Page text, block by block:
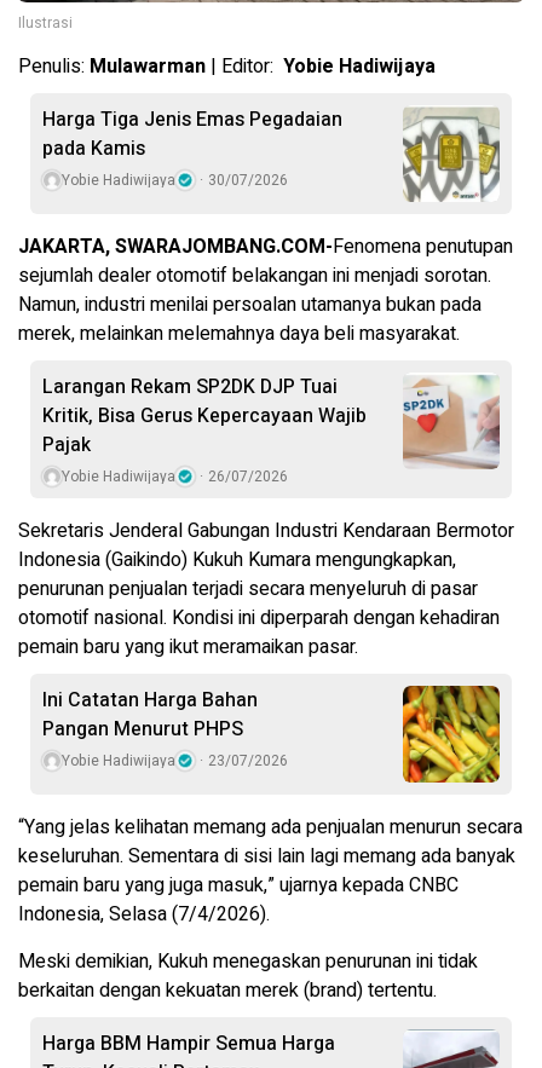
Ilustrasi
Penulis: Mulawarman | Editor: Yobie Hadiwijaya
Harga Tiga Jenis Emas Pegadaian
pada Kamis
Yobie Hadiwijaya 30/07/2026
JAKARTA, SWARAJOMBANG.COM-Fenomena penutupan
sejumlah dealer otomotif belakangan ini menjadi sorotan.
Namun, industri menilai persoalan utamanya bukan pada
merek, melainkan melemahnya daya beli masyarakat.
Larangan Rekam SP2DK DJP Tuai
Kritik, Bisa Gerus Kepercayaan Wajib
Pajak
Yobie Hadiwijaya 26/07/2026
Sekretaris Jenderal Gabungan Industri Kendaraan Bermotor
Indonesia (Gaikindo) Kukuh Kumara mengungkapkan,
penurunan penjualan terjadi secara menyeluruh di pasar
otomotif nasional. Kondisi ini diperparah dengan kehadiran
pemain baru yang ikut meramaikan pasar.
Ini Catatan Harga Bahan
Pangan Menurut PHPS
Yobie Hadiwijaya 23/07/2026
“Yang jelas kelihatan memang ada penjualan menurun secara
keseluruhan. Sementara di sisi lain lagi memang ada banyak
pemain baru yang juga masuk,” ujarnya kepada CNBC
Indonesia, Selasa (7/4/2026).
Meski demikian, Kukuh menegaskan penurunan ini tidak
berkaitan dengan kekuatan merek (brand) tertentu.
Harga BBM Hampir Semua Harga